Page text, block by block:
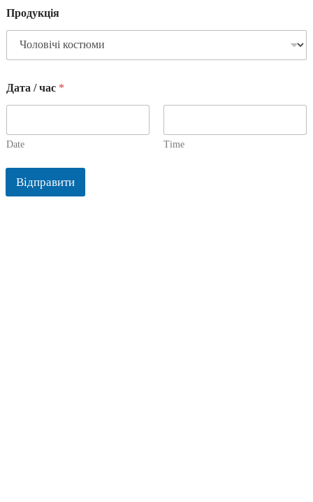
Продукція
Дата / час *
Date Time
Відправити